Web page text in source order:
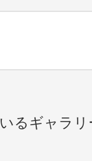
るギャラリ